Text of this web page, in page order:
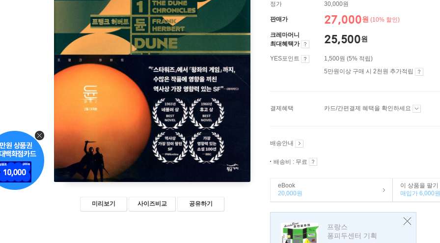
미리보기 사이즈비교 공유하기
정가 30,000원
판매가 27,000원 (10% 할인)
크레마머니
최대혜택가
25,500원
YES포인트
1,500원 (5% 적립)
5만원이상 구매 시 2천원 추가적립
결제혜택 카드/간편결제 혜택을 확인하세요
배송안내
배송비 : 무료
eBook
20,000원
이 상품을 팔기
매입가 6,000원
프랑스
퐁피두센터 기획